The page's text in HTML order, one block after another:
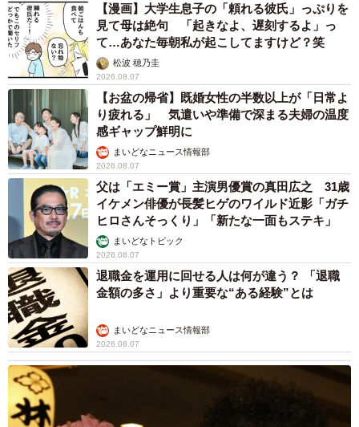
た場合は、ホテルから返却を求める連絡がくるそうです
が、「手間を考えると、すべてのものに対して連絡ができ
ているわけではありません…」とのこと。だからといっ
て、持ち帰りがOKというわけではないですよ！
持ち帰ってはいけないものがあったときは、ホテルから連絡がくること
も（Imaster/stock.adobe.com）
ルームウェアなど客室で提供しているものを販売をしてい
【漫画】大学生息子の「頼れる彼氏」っぷりを
見て母は絶句 「起きなよ、遅刻するよ」っ
て…あなた毎朝私が起こしてますけど？笑
松波 穂乃圭
2026.08.07
【お盆の帰省】既婚女性の半数以上が「日常よ
り疲れる」 気遣いや準備で深まる夫婦の温度
感ギャップ鮮明に
まいどなニュース情報部
2026.08.07
父は「エミー賞」主演男優賞の真田広之 31歳
イケメン俳優が長髪ヒゲのワイルド近影「ガチ
ヒロさんそっくり」「新たな一面もステキ」
まいどなトピック
2026.08.07
退職金を運用に回せる人は何が違う？ 「退職
金額の多さ」より重要な“ある経験”とは
まいどなニュース情報部
2026.08.07